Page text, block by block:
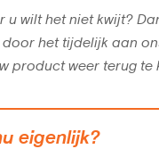
u wilt het niet kwijt?
het tijdelijk aan
product weer terug te
eigenlijk?